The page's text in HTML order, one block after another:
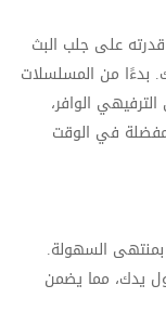
على جلب البث
بدءًا من المسلسلات
الوافر،
في الوقت
السهولة.
يدك، مما يضمن